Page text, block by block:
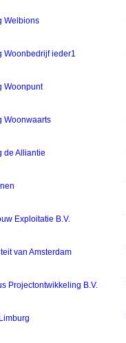
Welbions
Woonbedrijf ieder1
Woonpunt
Woonwaarts
de Alliantie
Exploitatie B.V.
van Amsterdam
Projectontwikkeling B.V.